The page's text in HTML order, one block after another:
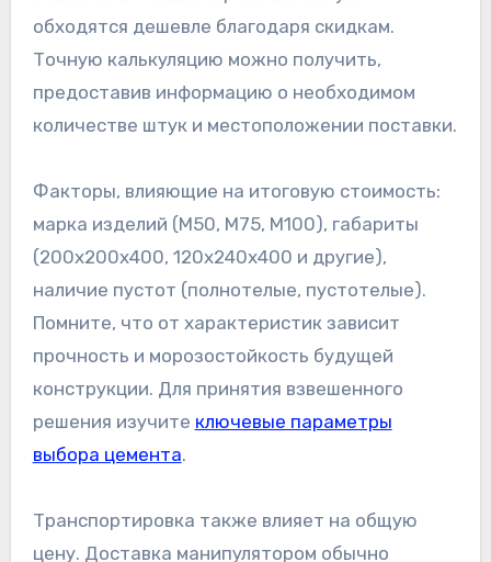
обходятся дешевле благодаря скидкам.
Точную калькуляцию можно получить,
предоставив информацию о необходимом
количестве штук и местоположении поставки.
Факторы, влияющие на итоговую стоимость:
марка изделий (М50, М75, М100), габариты
(200х200х400, 120х240х400 и другие),
наличие пустот (полнотелые, пустотелые).
Помните, что от характеристик зависит
прочность и морозостойкость будущей
конструкции. Для принятия взвешенного
решения изучите ключевые параметры
выбора цемента.
Транспортировка также влияет на общую
цену. Доставка манипулятором обычно